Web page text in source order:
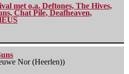
met o.a. Deftones, The Hives,
Chat Pile, Deafheaven,
Nor (Heerlen))